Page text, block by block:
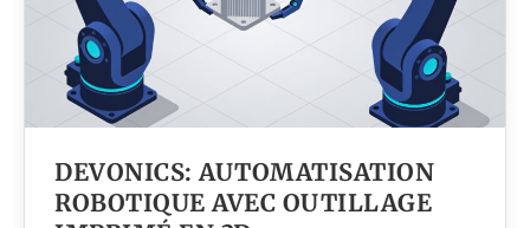
DEVONICS: AUTOMATISATION
ROBOTIQUE AVEC OUTILLAGE